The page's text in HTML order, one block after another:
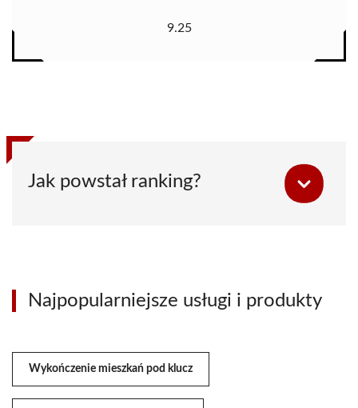
9.25
Jak powstał ranking?
Najpopularniejsze usługi i produkty
Wykończenie mieszkań pod klucz